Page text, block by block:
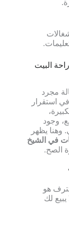
البيت
مجرد
استقرار
وجود
وهنا يظهر
في الشيخ
الصح.
هو
لك